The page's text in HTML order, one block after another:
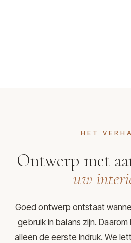
HET
Ontwerp met
uw
Goed ontwerp ontstaat
gebruik in balans zijn.
alleen de eerste indruk. We